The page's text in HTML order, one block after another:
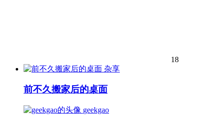
18
杂享
前不久搬家后的桌面
geekgao